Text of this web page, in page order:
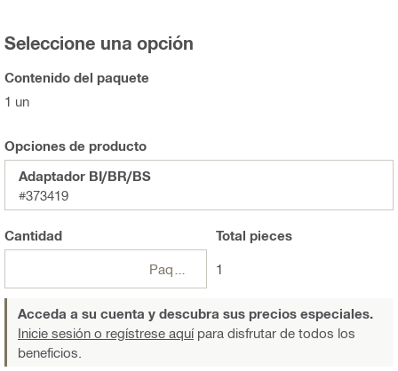
Seleccione una opción
Contenido del paquete
1 un
Opciones de producto
Adaptador BI/BR/BS
#373419
Cantidad Total pieces
1
Acceda a su cuenta y descubra sus precios especiales.
Inicie sesión o regístrese aquípara disfrutar de todos los
beneficios.